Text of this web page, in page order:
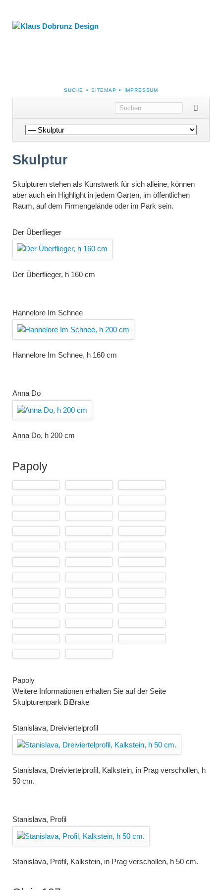
NAVIGATION
ÜBERSPRINGEN
SUCHE SITEMAP IMPRESSUM
Navigation
überspringen
Skulptur
Skulpturen stehen als Kunstwerk für sich alleine, können
aber auch ein Highlight in jedem Garten, im öffentlichen
Raum, auf dem Firmengelände oder im Park sein.
Der Überflieger
Der Überflieger, h 160 cm
Hannelore Im Schnee
Hannelore Im Schnee, h 160 cm
Anna Do
Anna Do, h 200 cm
Papoly
Papoly
Weitere Informationen erhalten Sie auf der Seite
Skulpturenpark BiBrake
Stanislava, Dreiviertelprofil
Stanislava, Dreiviertelprofil, Kalkstein, in Prag verschollen, h
50 cm.
Stanislava, Profil
Stanislava, Profil, Kalkstein, in Prag verschollen, h 50 cm.